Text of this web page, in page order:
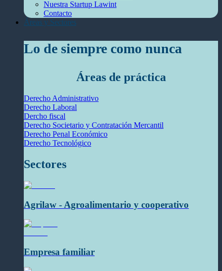
Nuestra Startup Lawint
Contacto
Áreas y Sectores
Lo de siempre como nunca
Áreas de práctica
Derecho Administrativo
Derecho Laboral
Dercho fiscal
Derecho Societario y Contratación Mercantil
Derecho Penal Económico
Derecho Tecnológico
Sectores
Agrilaw - Agroalimentario y cooperativo
Empresa familiar